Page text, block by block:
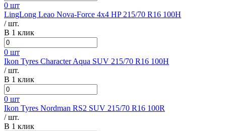
0 шт
LingLong Leao Nova-Force 4x4 HP 215/70 R16 100H
/ шт.
В 1 клик
0 шт
Ikon Tyres Character Aqua SUV 215/70 R16 100H
/ шт.
В 1 клик
0 шт
Ikon Tyres Nordman RS2 SUV 215/70 R16 100R
/ шт.
В 1 клик